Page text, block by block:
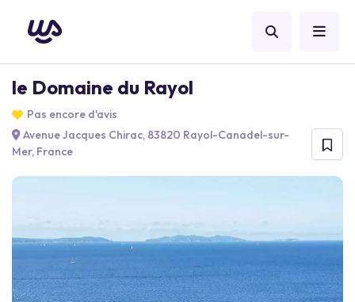
le Domaine du Rayol
Pas encore d'avis
Avenue Jacques Chirac, 83820 Rayol-Canadel-sur-
Mer, France